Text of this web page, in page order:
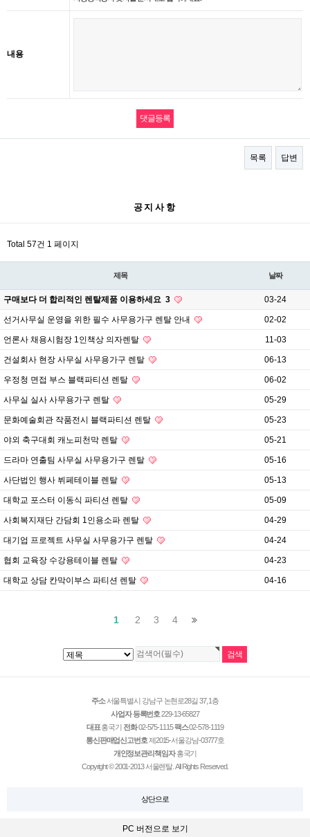
내용
목록 답변
공지사항
Total 57건 1 페이지
제목 날짜
구매보다 더 합리적인 렌탈제품 이용하세요 3 03-24
선거사무실 운영을 위한 필수 사무용가구 렌탈 안내 02-02
언론사 채용시험장 1인책상 의자렌탈 11-03
건설회사 현장 사무실 사무용가구 렌탈 06-13
우정청 면접 부스 블랙파티션 렌탈 06-02
사무실 실사 사무용가구 렌탈 05-29
문화예술회관 작품전시 블랙파티션 렌탈 05-23
야외 축구대회 캐노피천막 렌탈 05-21
드라마 연출팀 사무실 사무용가구 렌탈 05-16
사단법인 행사 뷔페테이블 렌탈 05-13
대학교 포스터 이동식 파티션 렌탈 05-09
사회복지재단 간담회 1인용소파 렌탈 04-29
대기업 프로젝트 사무실 사무용가구 렌탈 04-24
협회 교육장 수강용테이블 렌탈 04-23
대학교 상담 칸막이부스 파티션 렌탈 04-16
1 2 3 4
주소서울특별시 강남구 논현로28길 37, 1층
사업자 등록번호229-13-65827
대표홍국기 전화02-575-1115팩스02-578-1119
통신판매업신고번호제2015-서울강남-03777호
개인정보관리책임자홍국기
Copyright © 2001-2013 서울렌탈. All Rights Reserved.
상단으로
PC 버전으로 보기